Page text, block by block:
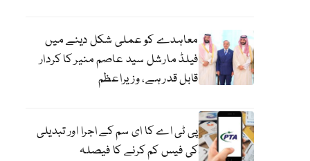
معاہدے کو عملی شکل دینے میں
فیلڈ مارشل سید عاصم منیر کا کردار
قابل قدر ہے، وزیراعظم
پی ٹی اے کا ای سم کے اجرا اور تبدیلی
کی فیس کم کرنے کا فیصلہ